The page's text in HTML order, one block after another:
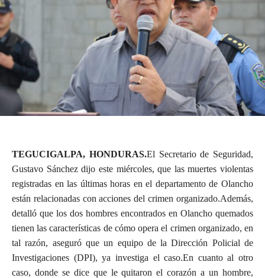
TEGUCIGALPA, HONDURAS.El Secretario de Seguridad,
Gustavo Sánchez dijo este miércoles, que las muertes violentas
registradas en las últimas horas en el departamento de Olancho
están relacionadas con acciones del crimen organizado.Además,
detalló que los dos hombres encontrados en Olancho quemados
tienen las características de cómo opera el crimen organizado, en
tal razón, aseguró que un equipo de la Dirección Policial de
Investigaciones (DPI), ya investiga el caso.En cuanto al otro
caso, donde se dice que le quitaron el corazón a un hombre,